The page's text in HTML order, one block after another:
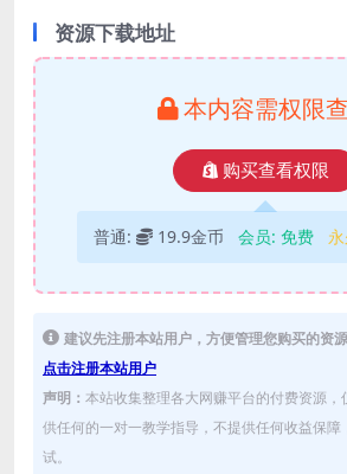
资源下载地址
本内容需权限
购买查看权限
普通: 19.9金币 会员: 免费
建议先注册本站用户，方便管理您购买的资源
点击注册本站用户
声明： 本站收集整理各大网赚平台的付费资源，
供任何的一对一教学指导，不提供任何收益保障
试。